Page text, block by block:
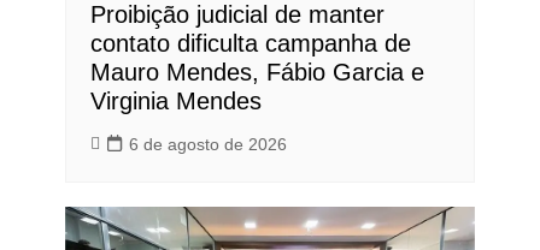
Proibição judicial de manter
contato dificulta campanha de
Mauro Mendes, Fábio Garcia e
Virginia Mendes
6 de agosto de 2026